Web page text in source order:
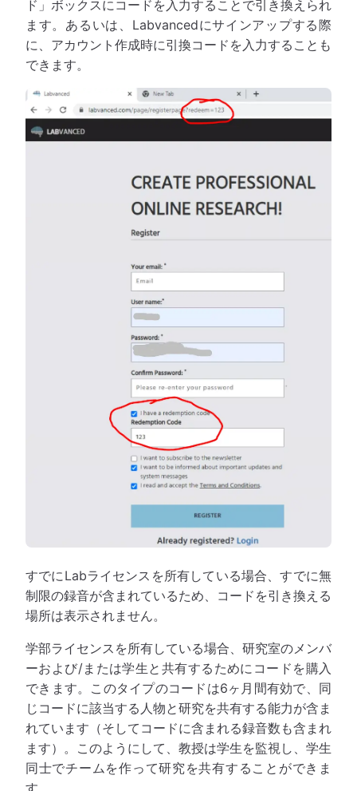
ド」ボックスにコードを入力することで引き換えられ
ます。あるいは、Labvancedにサインアップする際
に、アカウント作成時に引換コードを入力することも
できます。
すでにLabライセンスを所有している場合、すでに無
制限の録音が含まれているため、コードを引き換える
場所は表示されません。
学部ライセンスを所有している場合、研究室のメンバ
ーおよび/または学生と共有するためにコードを購入
できます。このタイプのコードは6ヶ月間有効で、同
じコードに該当する人物と研究を共有する能力が含ま
れています（そしてコードに含まれる録音数も含まれ
ます）。このようにして、教授は学生を監視し、学生
同士でチームを作って研究を共有することができま